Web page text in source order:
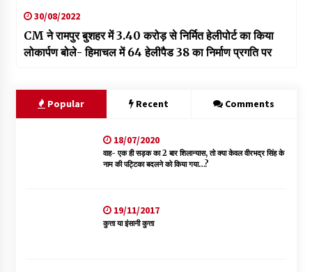
30/08/2022
CM ने रामपुर बुशहर में 3.40 करोड़ से निर्मित हेलीपोर्ट का किया
लोकार्पण बोले- हिमाचल में 64 हेलीपैड 38 का निर्माण प्रगति पर
Popular Recent Comments
18/07/2020
वाह- एक ही सड़क का 2 बार शिलान्यास, तो क्या केवल वीरभद्र सिंह के
नाम की पट्टिका बदलने को किया गया…?
19/11/2017
कुत्ता या इंसानी कुत्ता